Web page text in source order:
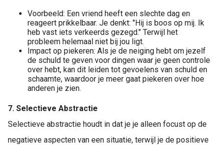
Voorbeeld: Een vriend heeft een slechte dag en
reageert prikkelbaar. Je denkt: "Hij is boos op mij. Ik
heb vast iets verkeerds gezegd." Terwijl het
probleem helemaal niet bij jou ligt.
Impact op piekeren: Als je de neiging hebt om jezelf
de schuld te geven voor dingen waar je geen controle
over hebt, kan dit leiden tot gevoelens van schuld en
schaamte, waardoor je meer gaat piekeren over hoe
anderen je zien.
7. Selectieve Abstractie
Selectieve abstractie houdt in dat je je alleen focust op de
negatieve aspecten van een situatie, terwijl je de positieve